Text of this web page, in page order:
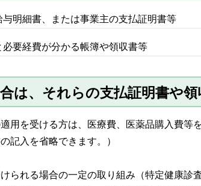
明細書、または事業主の支払証明書等
必要経費が分かる帳簿や領収書等
は、それらの支払証明書や領
用を受ける方は、医療費、医薬品購入費等
記入を省略できます。）
られる場合の一定の取り組み（特定健康診